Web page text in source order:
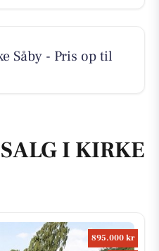
Såby - Pris op til
I KIRKE
895.000 kr